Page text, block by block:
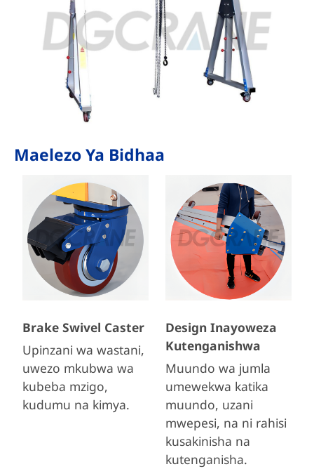
Maelezo Ya Bidhaa
Brake Swivel Caster
Upinzani wa wastani,
uwezo mkubwa wa
kubeba mzigo,
kudumu na kimya.
Design Inayoweza
Kutenganishwa
Muundo wa jumla
umewekwa katika
muundo, uzani
mwepesi, na ni rahisi
kusakinisha na
kutenganisha.